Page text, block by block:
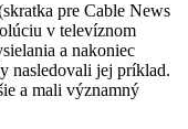
pre Cable News
v televíznom
a nakoniec
nasledovali jej príklad.
a mali významný